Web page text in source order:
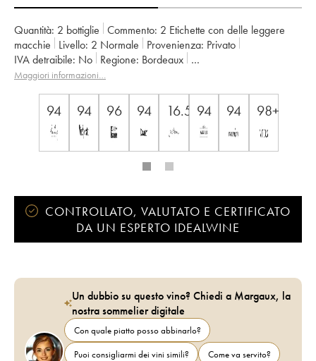
Quantità: 2 bottiglie Commento: 2 Etichette con delle leggere
macchie
Livello: 2 Normale Provenienza:
privato
IVA detraibile:
no Regione:
Bordeaux
Denominazione: Saint-Julien
Proprietario:
SC du Ch. Léoville Las Cases (Consorts Delon)
Maggiori informazioni…
94 94 96 94 16.5+94 94 98+/100
CONTROLLATO, VALUTATO E CERTIFICATO
DA UN ESPERTO IDEALWINE
Un dubbio su questo vino? Chiedi a Margaux, la
nostra sommelier digitale
Con quale piatto posso abbinarlo?
Puoi consigliarmi dei vini simili?
Come va servito?